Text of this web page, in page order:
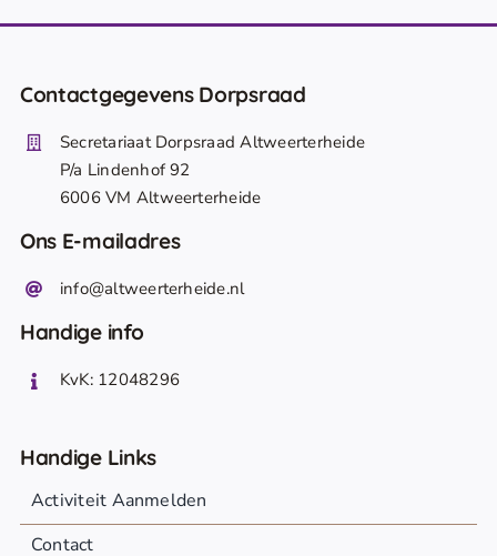
Contactgegevens Dorpsraad
Secretariaat Dorpsraad Altweerterheide
P/a Lindenhof 92
6006 VM Altweerterheide
Ons E-mailadres
info@altweerterheide.nl
Handige info
KvK: 12048296
Handige Links
Activiteit Aanmelden
Contact